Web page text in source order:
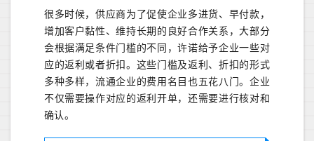
很多时候，供应商为了促使企业多进货、早付款，
增加客户黏性、维持长期的良好合作关系，大部分
会根据满足条件门槛的不同，许诺给予企业一些对
应的返利或者折扣。这些门槛及返利、折扣的形式
多种多样，流通企业的费用名目也五花八门。企业
不仅需要操作对应的返利开单，还需要进行核对和
确认。